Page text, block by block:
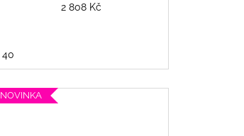
2 808 Kč
40
NOVINKA